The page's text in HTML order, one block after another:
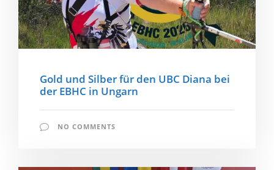
Gold und Silber für den UBC Diana bei
der EBHC in Ungarn
NO COMMENTS